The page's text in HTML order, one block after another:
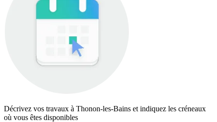
Décrivez vos travaux à Thonon-les-Bains et indiquez les créneaux
où vous êtes disponibles